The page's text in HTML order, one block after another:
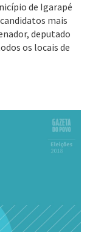
de Igarapé
mais
deputado
os locais de